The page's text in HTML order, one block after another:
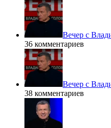
Вечер с
36 комментариев
Вечер с
38 комментариев